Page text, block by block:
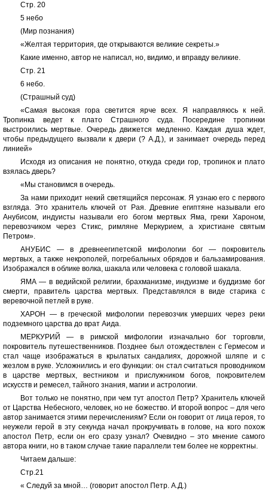
Стр. 20
5 небо
(Мир познания)
«Желтая территория, где открываются великие секреты.»
Какие именно, автор не написал, но, видимо, и вправду великие.
Стр. 21
6 небо.
(Страшный суд)
«Самая высокая гора светится ярче всех. Я направляюсь к ней.
Тропинка ведет к плато Страшного суда. Посередине тропинки
выстроились мертвые. Очередь движется медленно. Каждая душа ждет,
чтобы предыдущего вызвали к двери (? А.Д.), и занимает очередь перед
линией»
Исходя из описания не понятно, откуда среди гор, тропинок и плато
взялась дверь?
«Мы становимся в очередь.
За нами приходит некий светящийся персонаж. Я узнаю его с первого
взгляда. Это хранитель ключей от Рая. Древние египтяне называли его
Анубисом, индуисты называли его богом мертвых Яма, греки Хароном,
перевозчиком через Стикс, римляне Меркурием, а христиане святым
Петром».
АНУБИС — в древнеегипетской мифологии бог — покровитель
мертвых, а также некрополей, погребальных обрядов и бальзамирования.
Изображался в облике волка, шакала или человека с головой шакала.
ЯМА — в ведийской религии, брахманизме, индуизме и буддизме бог
смерти, правитель царства мертвых. Представлялся в виде старика с
веревочной петлей в руке.
ХАРОН — в греческой мифологии перевозчик умерших через реки
подземного царства до врат Аида.
МЕРКУРИЙ — в римской мифологии изначально бог торговли,
покровитель путешественников. Позднее был отождествлен с Гермесом и
стал чаще изображаться в крылатых сандалиях, дорожной шляпе и с
жезлом в руке. Усложнились и его функции: он стал считаться проводником
в царстве мертвых, вестником и прислужником богов, покровителем
искусств и ремесел, тайного знания, магии и астрологии.
Вот только не понятно, при чем тут апостол Петр? Хранитель ключей
от Царства Небесного, человек, но не божество. И второй вопрос – для чего
автор занимается этими перечислениям? Если он говорит от лица героя, то
неужели герой в эту секунда начал прокручивать в голове, на кого похож
апостол Петр, если он его сразу узнал? Очевидно – это мнение самого
автора книги, но в таком случае такие параллели тем более не корректны.
Читаем дальше:
Стр.21
« Следуй за мной… (говорит апостол Петр. А.Д.)